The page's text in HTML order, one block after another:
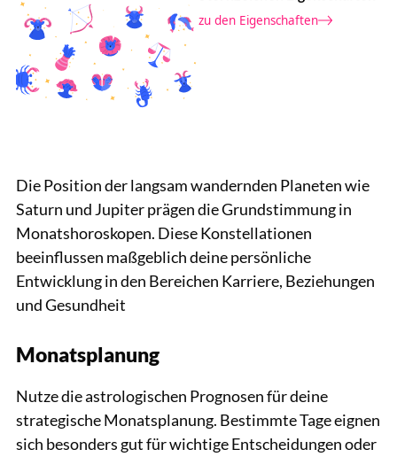
zu den Eigenschaften
Die Position der langsam wandernden Planeten wie
Saturn und Jupiter prägen die Grundstimmung in
Monatshoroskopen. Diese Konstellationen
beeinflussen maßgeblich deine persönliche
Entwicklung in den Bereichen Karriere, Beziehungen
und Gesundheit
Monatsplanung
Nutze die astrologischen Prognosen für deine
strategische Monatsplanung. Bestimmte Tage eignen
sich besonders gut für wichtige Entscheidungen oder